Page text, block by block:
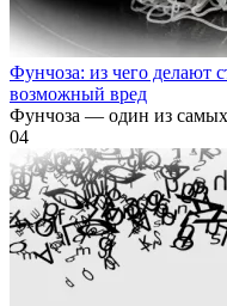
Фунчоза: из чего делают
возможный вред
Фунчоза — один из самых
04